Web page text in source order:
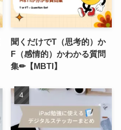
聞くだけでT（思考的）か
F（感情的）かわかる質問
集✏︎【MBTI】